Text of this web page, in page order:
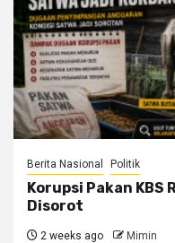
Berita Nasional Politik
Korupsi Pakan KBS
Disorot
2 weeks ago Mimin